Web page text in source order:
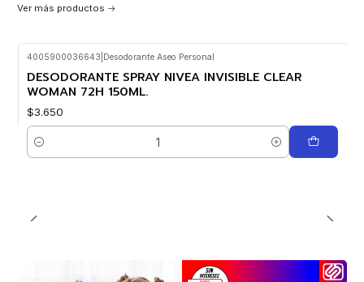
Ver más productos
4005900036643 Desodorante Aseo Personal
DESODORANTE SPRAY NIVEA INVISIBLE CLEAR
WOMAN 72H 150ML.
$3.650
Cantidad